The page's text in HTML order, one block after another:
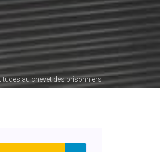
au chevet des prisonniers